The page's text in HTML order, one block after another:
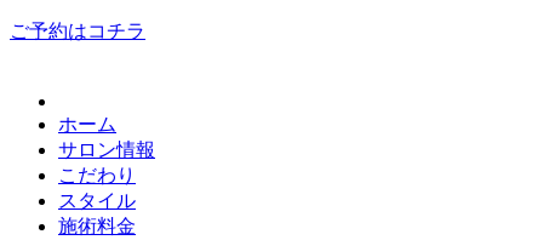
ご予約はコチラ
ホーム
サロン情報
こだわり
スタイル
施術料金